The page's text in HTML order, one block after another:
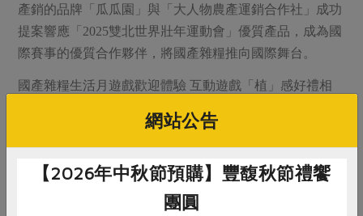
產銷的品牌「瓜瓜園」與「大人物農產運銷合作社」成功
提案響應「2025雙北世界壯年運動會」優質產品，成為國
際賽事的優質合作夥伴，將國產雜糧推向國際舞台。
國產雜糧生活月遊戲歡迎體驗 互動遊戲「植」感好禮相
農糧署表示，本次特別規劃於「2025米糧俱樂部」活動，
展示亮點產品，從產地到餐桌，完整呈現國產雜糧的多樣
性。現場精心設計「國產雜糧料理週」與「國產雜糧知識
週」趣味闖關遊戲，民眾回答雜糧小知識，即可深入了解
網站公告
【2026年中秋節預購】豐馥秋節禮饗
團圓